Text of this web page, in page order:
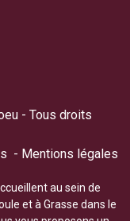
- Tous droits
Mentions légales
au sein de
et à Grasse dans le